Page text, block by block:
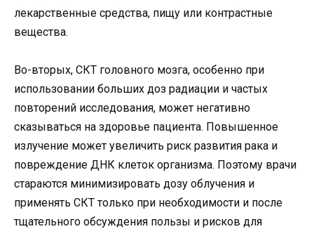
лекарственные средства, пищу или контрастные
вещества.
Во-вторых, СКТ головного мозга, особенно при
использовании больших доз радиации и частых
повторений исследования, может негативно
сказываться на здоровье пациента. Повышенное
излучение может увеличить риск развития рака и
повреждение ДНК клеток организма. Поэтому врачи
стараются минимизировать дозу облучения и
применять СКТ только при необходимости и после
тщательного обсуждения пользы и рисков для